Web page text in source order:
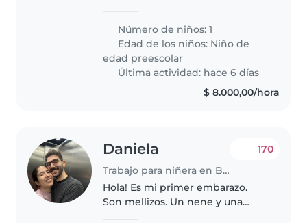
que la nena siga aprendiendo
mientras en el rato que la estén
cuidando. Sobre todo con..
Número de niños: 1
Edad de los niños: Niño de
edad preescolar
Última actividad: hace 6 días
$ 8.000,00/hora
Daniela
Trabajo para niñera en Buenos Aires
170
Hola! Es mi primer embarazo.
Son mellizos. Un nene y una